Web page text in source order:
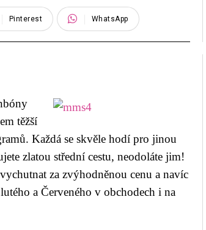
Pinterest WhatsApp
těžší
Každá se skvěle hodí pro jinou
zlatou střední cestu, neodoláte jim!
za zvýhodněnou cenu a navíc
a Červeného v obchodech i na